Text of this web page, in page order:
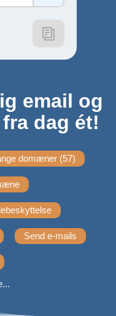
email og
dag ét!
domæner (57)
Send e-mails